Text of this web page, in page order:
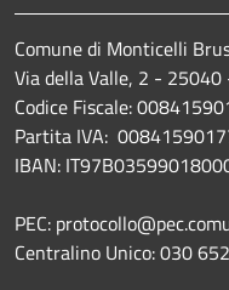
Comune di Monticelli
Via della Valle, 2 -
Codice Fiscale:
Partita IVA:
IBAN:
PEC:
Centralino Unico: 030